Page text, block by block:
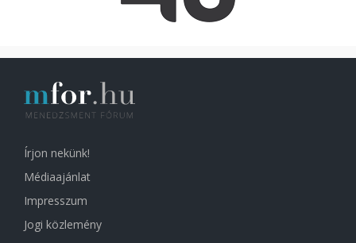
Írjon nekünk!
Médiaajánlat
Impresszum
Jogi közlemény